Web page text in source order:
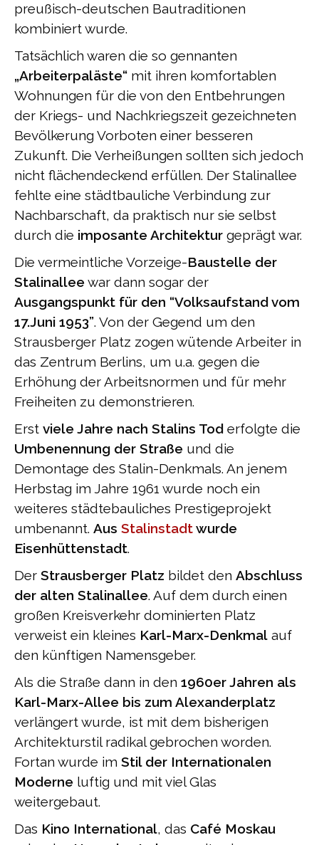
preußisch-deutschen Bautraditionen
kombiniert wurde.
Tatsächlich waren die so gennanten
„Arbeiterpaläste“ mit ihren komfortablen
Wohnungen für die von den Entbehrungen
der Kriegs- und Nachkriegszeit gezeichneten
Bevölkerung Vorboten einer besseren
Zukunft. Die Verheißungen sollten sich jedoch
nicht flächendeckend erfüllen. Der Stalinallee
fehlte eine städtbauliche Verbindung zur
Nachbarschaft, da praktisch nur sie selbst
durch die imposante Architektur geprägt war.
Die vermeintliche Vorzeige-Baustelle der
Stalinalleewar dann sogar der
Ausgangspunkt für den “Volksaufstand vom
17.Juni 1953”. Von der Gegend um den
Strausberger Platz zogen wütende Arbeiter in
das Zentrum Berlins, um u.a. gegen die
Erhöhung der Arbeitsnormen und für mehr
Freiheiten zu demonstrieren.
Erst viele Jahre nach Stalins Tod erfolgte die
Umbenennung der Straße und die
Demontage des Stalin-Denkmals. An jenem
Herbstag im Jahre 1961 wurde noch ein
weiteres städtebauliches Prestigeprojekt
umbenannt. Aus Stalinstadtwurde
Eisenhüttenstadt.
Der Strausberger Platz bildet den Abschluss
der alten Stalinallee. Auf dem durch einen
großen Kreisverkehr dominierten Platz
verweist ein kleines Karl-Marx-Denkmal auf
den künftigen Namensgeber.
Als die Straße dann in den 1960er Jahren als
Karl-Marx-Allee bis zum Alexanderplatz
verlängert wurde, ist mit dem bisherigen
Architekturstil radikal gebrochen worden.
Fortan wurde im Stil der Internationalen
Moderne luftig und mit viel Glas
weitergebaut.
Das Kino International, das Café Moskau